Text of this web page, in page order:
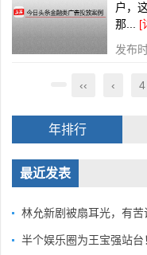
户，
那... [
发布
‹‹ ‹ 4
年排行
最近发表
林允新剧被扇耳光，有苦
半个娱乐圈为王宝强站